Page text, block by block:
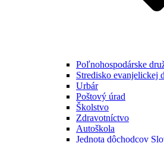
Poľnohospodárske
Stredisko evanjelickej
Urbár
Poštový úrad
Školstvo
Zdravotníctvo
Autoškola
Jednota dôchodcov